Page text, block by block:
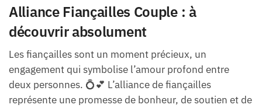
Alliance Fiançailles Couple : à
découvrir absolument
Les fiançailles sont un moment précieux, un
engagement qui symbolise l’amour profond entre
deux personnes. 💍💕 L’alliance de fiançailles
représente une promesse de bonheur, de soutien et de